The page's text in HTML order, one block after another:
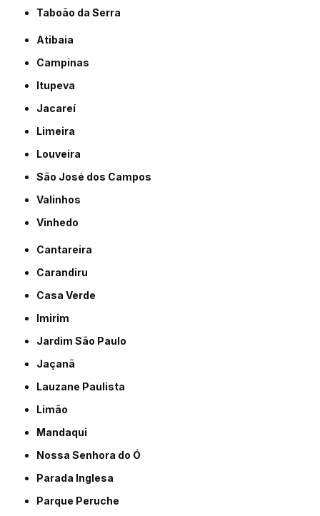
Taboão da Serra
Atibaia
Campinas
Itupeva
Jacareí
Limeira
Louveira
São José dos Campos
Valinhos
Vinhedo
Cantareira
Carandiru
Casa Verde
Imirim
Jardim São Paulo
Jaçanã
Lauzane Paulista
Limão
Mandaqui
Nossa Senhora do Ó
Parada Inglesa
Parque Peruche